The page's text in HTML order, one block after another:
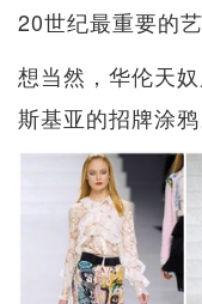
20世纪最重要的
想当然，华伦天
斯基亚的招牌涂鸦